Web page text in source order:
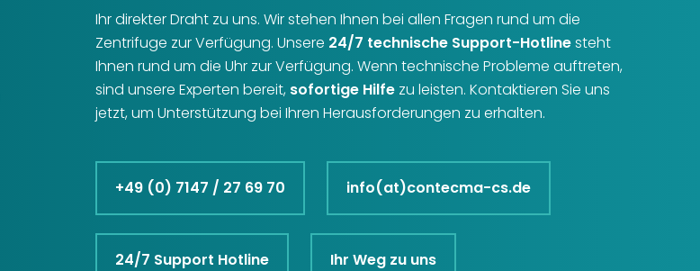
Ihr direkter Draht zu uns. Wir stehen Ihnen bei allen Fragen rund um die
Zentrifuge zur Verfügung. Unsere 24/7 technische Support-Hotlinesteht
Ihnen rund um die Uhr zur Verfügung. Wenn technische Probleme auftreten,
sind unsere Experten bereit, sofortige Hilfe zu leisten. Kontaktieren Sie uns
jetzt, um Unterstützung bei Ihren Herausforderungen zu erhalten.
+49 (0) 7147 / 27 69 70 info(at)contecma-cs.de
24/7 Support Hotline Ihr Weg zu uns